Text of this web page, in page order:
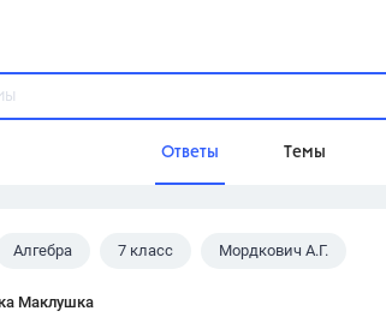
Ответы Темы
Домашнее
Алгебра 7 класс Мордкович А.Г.
Маклушка